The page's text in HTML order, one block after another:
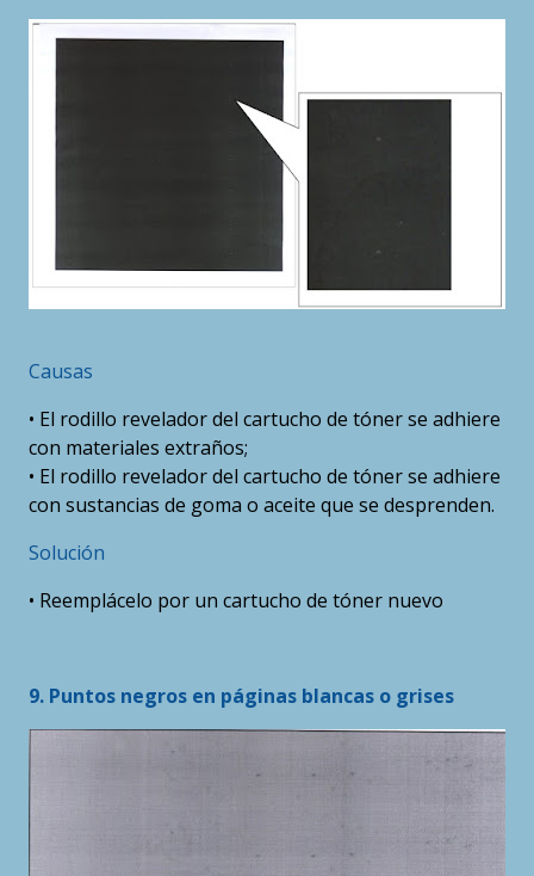
Causas
• El rodillo revelador del cartucho de tóner se adhiere
con materiales extraños;
• El rodillo revelador del cartucho de tóner se adhiere
con sustancias de goma o aceite que se desprenden.
Solución
• Reemplácelo por un cartucho de tóner nuevo
9. Puntos negros en páginas blancas o grises